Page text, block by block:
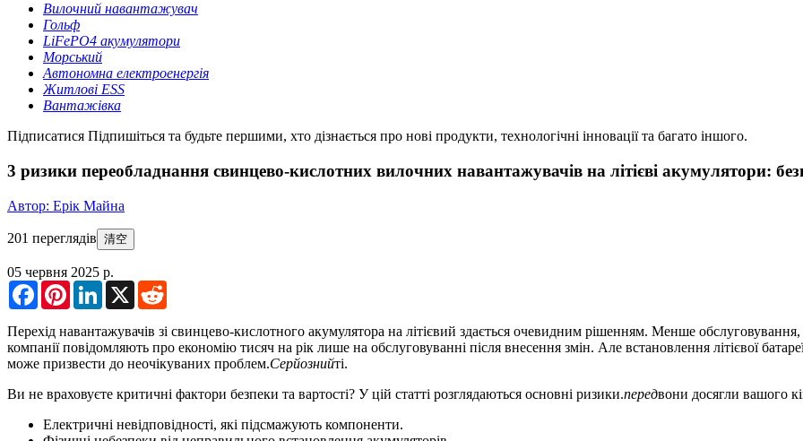
Вилочний навантажувач
Гольф
LiFePO4 акумулятори
Морський
Автономна електроенергія
Житлові ESS
Вантажівка
Підписатися Підпишіться та будьте першими, хто дізнається про нові продукти, технологічні інновації та багато іншого.
3 ризики переобладнання свинцево-кислотних вилочних навантажувачів на літієві акумулятори:
Автор: Ерік Майна
201 переглядів 清空
05 червня 2025 р.
FacebookPinterestLinkedIn
X
Перехід навантажувачів зі свинцево-кислотного акумулятора на літієвий здається очевидним рішенням. Менше
компанії повідомляють про економію тисяч на рік лише на обслуговуванні після внесення змін. Але встановлення літієвої
може призвести до неочікуваних проблем.Серйознийті.
Ви не враховуєте критичні фактори безпеки та вартості? У цій статті розглядаються основні ризики.передвони досягли вашого
Електричні невідповідності, які підсмажують компоненти.